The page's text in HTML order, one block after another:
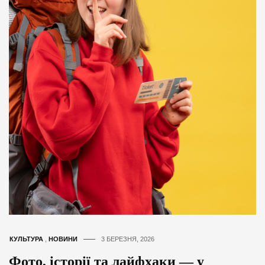
КУЛЬТУРА НОВИНИ 3 БЕРЕЗНЯ, 2026
Фото, історії та лайфхаки — у